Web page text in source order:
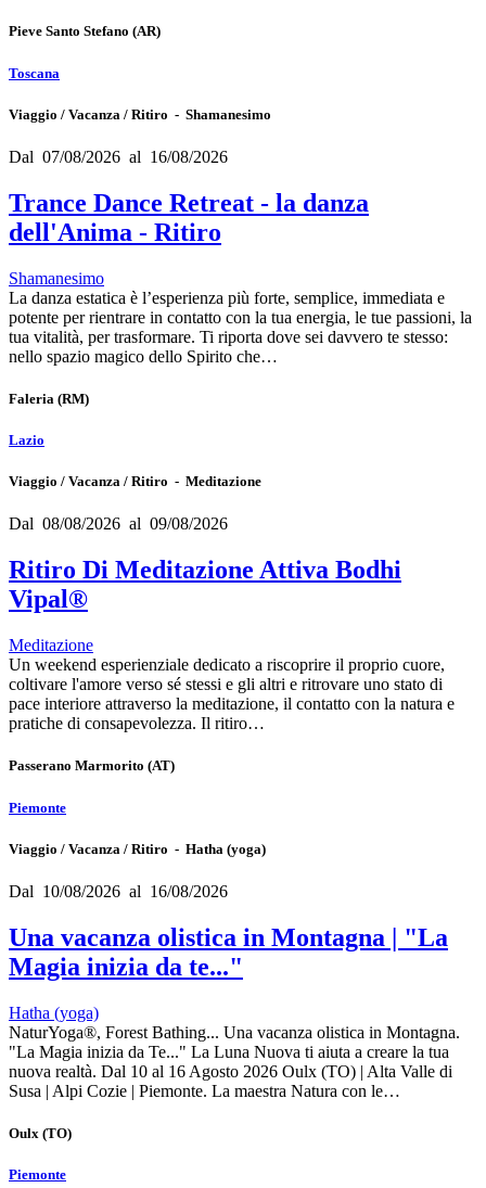
Pieve Santo Stefano (AR)
Toscana
Viaggio / Vacanza / Ritiro - Shamanesimo
Dal 07/08/2026 al 16/08/2026
Trance Dance Retreat - la danza
dell'Anima - Ritiro
Shamanesimo
La danza estatica è l’esperienza più forte, semplice, immediata e
potente per rientrare in contatto con la tua energia, le tue passioni, la
tua vitalità, per trasformare. Ti riporta dove sei davvero te stesso:
nello spazio magico dello Spirito che…
Faleria (RM)
Lazio
Viaggio / Vacanza / Ritiro - Meditazione
Dal 08/08/2026 al 09/08/2026
Ritiro Di Meditazione Attiva Bodhi
Vipal®
Meditazione
Un weekend esperienziale dedicato a riscoprire il proprio cuore,
coltivare l'amore verso sé stessi e gli altri e ritrovare uno stato di
pace interiore attraverso la meditazione, il contatto con la natura e
pratiche di consapevolezza. Il ritiro…
Passerano Marmorito (AT)
Piemonte
Viaggio / Vacanza / Ritiro - Hatha (yoga)
Dal 10/08/2026 al 16/08/2026
Una vacanza olistica in Montagna | "La
Magia inizia da te..."
Hatha (yoga)
NaturYoga®, Forest Bathing... Una vacanza olistica in Montagna.
"La Magia inizia da Te..." La Luna Nuova ti aiuta a creare la tua
nuova realtà. Dal 10 al 16 Agosto 2026 Oulx (TO) | Alta Valle di
Susa | Alpi Cozie | Piemonte. La maestra Natura con le…
Oulx (TO)
Piemonte